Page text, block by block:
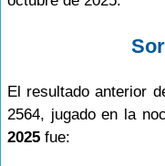
El resultado anterior
2564, jugado en la
2025 fue: